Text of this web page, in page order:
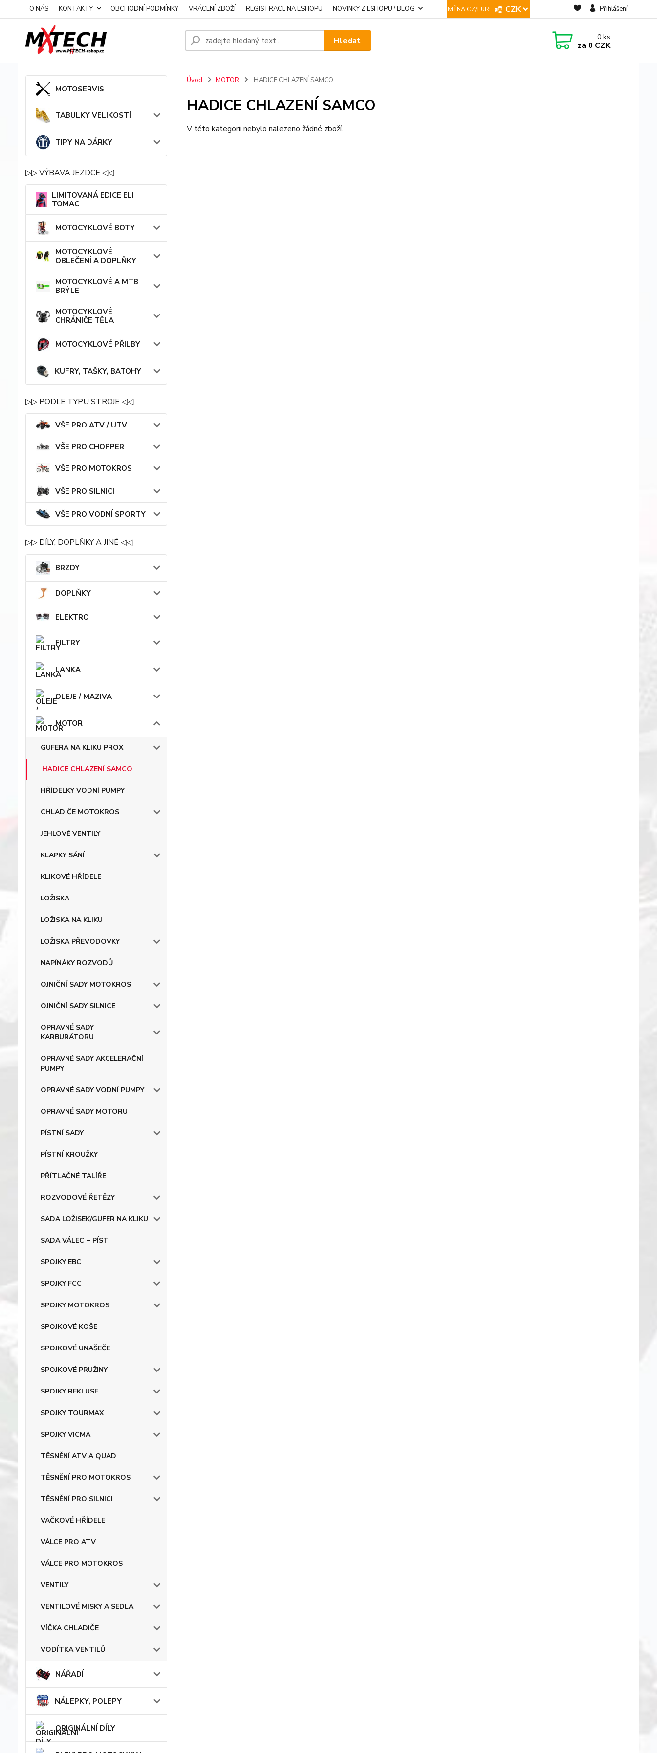
O NÁS KONTAKTY OBCHODNÍ PODMÍNKY VRÁCENÍ ZBOŽÍ REGISTRACE NA ESHOPU NOVINKY Z ESHOPU / BLOG CZK Přihlášení
Hledat 0 ks
za 0 CZK
MOTOSERVIS
TABULKY VELIKOSTÍ
TIPY NA DÁRKY
▷▷ VÝBAVA JEZDCE ◁◁
LIMITOVANÁ EDICE ELI
TOMAC
MOTOCYKLOVÉ BOTY
MOTOCYKLOVÉ
OBLEČENÍ A DOPLŇKY
MOTOCYKLOVÉ A MTB
BRÝLE
MOTOCYKLOVÉ
CHRÁNIČE TĚLA
MOTOCYKLOVÉ PŘILBY
KUFRY, TAŠKY, BATOHY
▷▷ PODLE TYPU STROJE ◁◁
VŠE PRO ATV / UTV
VŠE PRO CHOPPER
VŠE PRO MOTOKROS
VŠE PRO SILNICI
VŠE PRO VODNÍ SPORTY
▷▷ DÍLY, DOPLŇKY A JINÉ ◁◁
BRZDY
DOPLŇKY
ELEKTRO
FILTRY
LANKA
OLEJE / MAZIVA
MOTOR
GUFERA NA KLIKU PROX
HADICE CHLAZENÍ SAMCO
HŘÍDELKY VODNÍ PUMPY
CHLADIČE MOTOKROS
JEHLOVÉ VENTILY
KLAPKY SÁNÍ
KLIKOVÉ HŘÍDELE
LOŽISKA
LOŽISKA NA KLIKU
LOŽISKA PŘEVODOVKY
NAPÍNÁKY ROZVODŮ
OJNIČNÍ SADY MOTOKROS
OJNIČNÍ SADY SILNICE
OPRAVNÉ SADY
KARBURÁTORU
OPRAVNÉ SADY AKCELERAČNÍ
PUMPY
OPRAVNÉ SADY VODNÍ PUMPY
OPRAVNÉ SADY MOTORU
PÍSTNÍ SADY
PÍSTNÍ KROUŽKY
PŘÍTLAČNÉ TALÍŘE
ROZVODOVÉ ŘETĚZY
SADA LOŽISEK/GUFER NA KLIKU
SADA VÁLEC + PÍST
SPOJKY EBC
SPOJKY FCC
SPOJKY MOTOKROS
SPOJKOVÉ KOŠE
SPOJKOVÉ UNAŠEČE
SPOJKOVÉ PRUŽINY
SPOJKY REKLUSE
SPOJKY TOURMAX
SPOJKY VICMA
TĚSNĚNÍ ATV A QUAD
TĚSNĚNÍ PRO MOTOKROS
TĚSNĚNÍ PRO SILNICI
VAČKOVÉ HŘÍDELE
VÁLCE PRO ATV
VÁLCE PRO MOTOKROS
VENTILY
VENTILOVÉ MISKY A SEDLA
VÍČKA CHLADIČE
VODÍTKA VENTILŮ
NÁŘADÍ
NÁLEPKY, POLEPY
ORIGINÁLNÍ DÍLY
Úvod MOTOR HADICE CHLAZENÍ SAMCO
HADICE CHLAZENÍ SAMCO
V této kategorii nebylo nalezeno žádné zboží.